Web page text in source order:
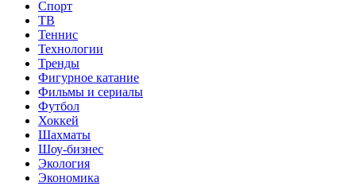
Спорт
ТВ
Теннис
Технологии
Тренды
Фигурное катание
Фильмы и сериалы
Футбол
Хоккей
Шахматы
Шоу-бизнес
Экология
Экономика